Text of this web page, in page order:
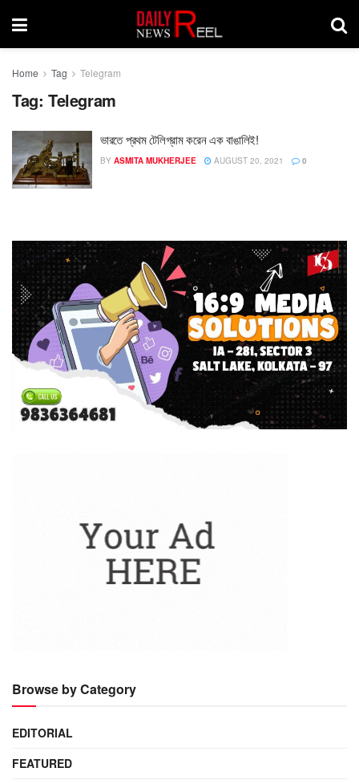
Home Tag Telegram
Tag: Telegram
ভারতে প্রথম টেলিগ্রাম করেন এক বাঙালিই!
BY ASMITA MUKHERJEE AUGUST 20, 2021 0
Browse by Category
EDITORIAL
FEATURED